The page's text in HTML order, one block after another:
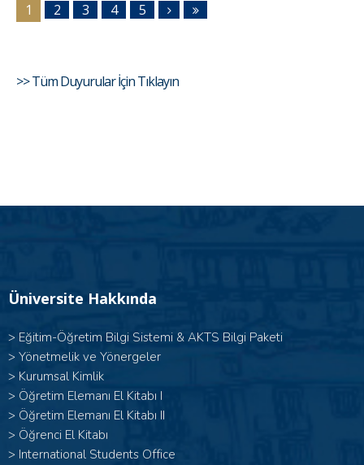
1 2 3 4 5
>> Tüm Duyurular İçin Tıklayın
Üniversite Hakkında
> Eğitim-Öğretim Bilgi Sistemi & AKTS Bilgi Paketi
> Yönetmelik ve Yönergeler
> Kurumsal Kimlik
> Öğretim Elemanı El Kitabı I
> Öğretim Elemanı El Kitabı II
> Öğrenci El Kitabı
> International Students Office